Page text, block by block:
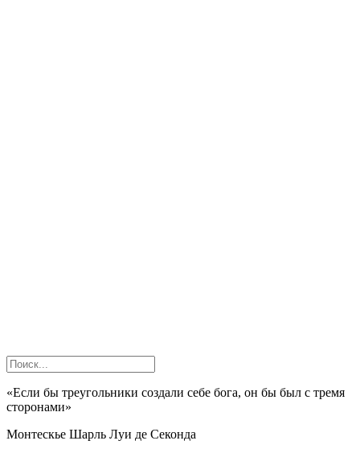
«Если бы треугольники создали себе бога, он бы был с тремя
сторонами»
Монтескье Шарль Луи де Секонда